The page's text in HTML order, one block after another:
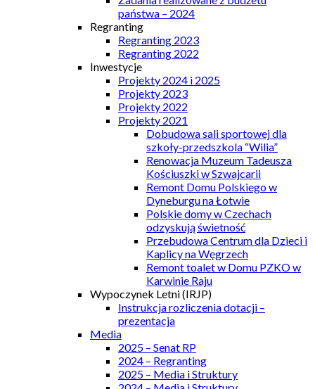
państwa – 2024
Regranting
Regranting 2023
Regranting 2022
Inwestycje
Projekty 2024 i 2025
Projekty 2023
Projekty 2022
Projekty 2021
Dobudowa sali sportowej dla
szkoły-przedszkola “Wilia”
Renowacja Muzeum Tadeusza
Kościuszki w Szwajcarii
Remont Domu Polskiego w
Dyneburgu na Łotwie
Polskie domy w Czechach
odzyskują świetność
Przebudowa Centrum dla Dzieci i
Kaplicy na Węgrzech
Remont toalet w Domu PZKO w
Karwinie Raju
Wypoczynek Letni (IRJP)
Instrukcja rozliczenia dotacji –
prezentacja
Media
2025 – Senat RP
2024 – Regranting
2025 – Media i Struktury